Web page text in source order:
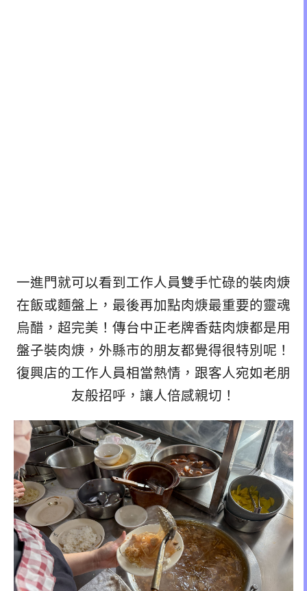
一進門就可以看到工作人員雙手忙碌的裝肉焿
在飯或麵盤上，最後再加點肉焿最重要的靈魂
烏醋，超完美！傳台中正老牌香菇肉焿都是用
盤子裝肉焿，外縣市的朋友都覺得很特別呢！
復興店的工作人員相當熱情，跟客人宛如老朋
友般招呼，讓人倍感親切！